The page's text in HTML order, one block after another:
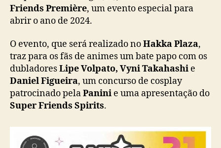
e
è
r
e
”
a
c
t
Friends Première, um evento especial para
abrir o ano de 2024.
O evento, que será realizado noHakka Plaza,
traz para os fãs de animes um bate papo com os
dubladoresLipe Volpato, Vyni Takahashi e
Daniel Figueira, um concurso de cosplay
patrocinado pelaPanini e uma apresentação do
Super Friends Spirits.